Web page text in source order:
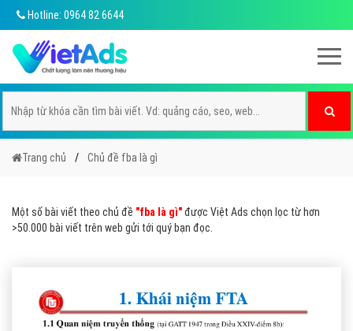
Hotline: 0964 82 6644
Trang chủ Chủ đề fba là gì
Một số bài viết theo chủ đề "fba là gì"được Việt Ads chọn lọc từ hơn
>50.000 bài viết trên web gửi tới quý bạn đọc.